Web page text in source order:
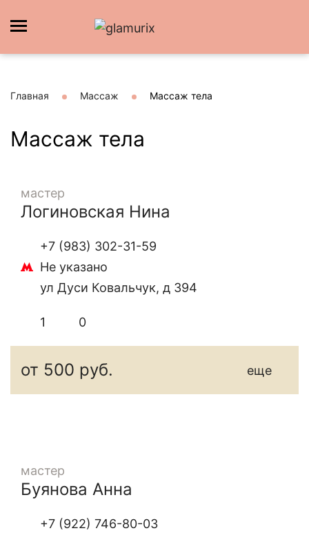
Главная Массаж Массаж тела
Массаж тела
мастер
Логиновская Нина
+7 (983) 302-31-59
Не указано
ул Дуси Ковальчук, д 394
1 0
от 500 руб. еще
мастер
Буянова Анна
+7 (922) 746-80-03